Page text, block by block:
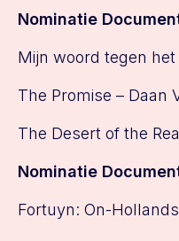
Nominatie
Mijn woord tegen
The Promise – Daan
The Desert of the
Nominatie
Fortuyn: On-